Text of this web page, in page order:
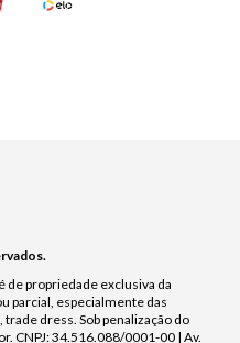
de propriedade exclusiva da
parcial, especialmente das
dress. Sob penalização do
CNPJ: 34.516.088/0001-00 | Av.